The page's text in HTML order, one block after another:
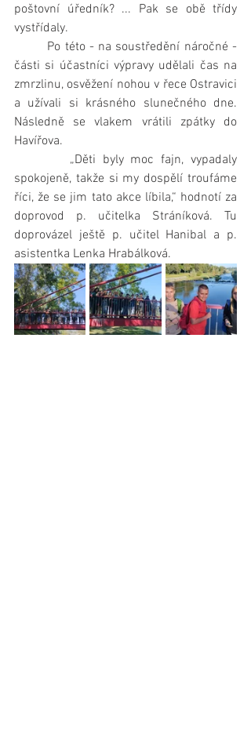
poštovní úředník? ... Pak se obě třídy
vystřídaly.
části si účastníci výpravy udělali čas na
zmrzlinu, osvěžení nohou v řece Ostravici
a užívali si krásného slunečného dne.
Následně se vlakem vrátili zpátky do
Havířova.
spokojeně, takže si my dospělí troufáme
říci, že se jim tato akce líbila,“ hodnotí za
doprovod p. učitelka Stráníková. Tu
doprovázel ještě p. učitel Hanibal a p.
asistentka Lenka Hrabálková.